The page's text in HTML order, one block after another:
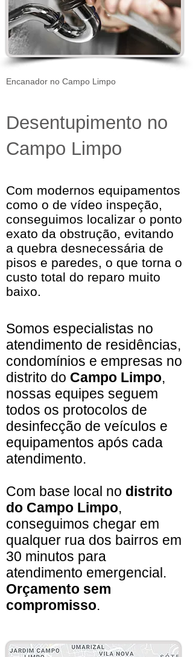
Encanador no Campo Limpo
Desentupimento no
Campo Limpo
Com modernos equipamentos
como o de vídeo inspeção,
conseguimos localizar o ponto
exato da obstrução, evitando
a quebra desnecessária de
pisos e paredes, o que torna o
custo total do reparo muito
baixo.
Somos especialistas no
atendimento de residências,
condomínios e empresas no
distrito do Campo Limpo,
nossas equipes seguem
todos os protocolos de
desinfecção de veículos e
equipamentos após cada
atendimento.
Com base local no distrito
do Campo Limpo,
conseguimos chegar em
qualquer rua dos bairros em
30 minutos para
atendimento emergencial.
Orçamento sem
compromisso.